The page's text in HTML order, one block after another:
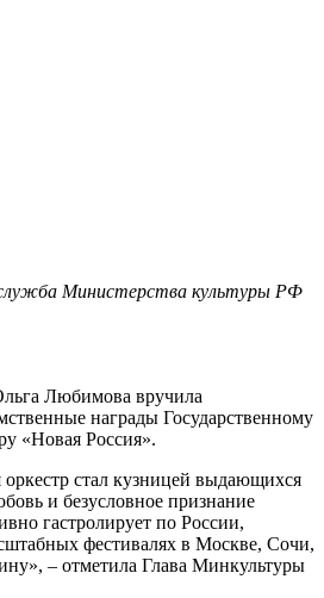
Министерства культуры РФ
Любимова вручила
награды Государственному
«Новая Россия».
стал кузницей выдающихся
и безусловное признание
гастролирует по России,
фестивалях в Москве, Сочи,
– отметила Глава Минкультуры